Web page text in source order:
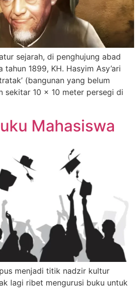
sejarah, di penghujung abad
1899, KH. Hasyim Asy’ari
(bangunan yang belum
sekitar 10 x 10 meter persegi di
Mahasiswa
menjadi titik nadzir kultur
lagi ribet mengurusi buku untuk